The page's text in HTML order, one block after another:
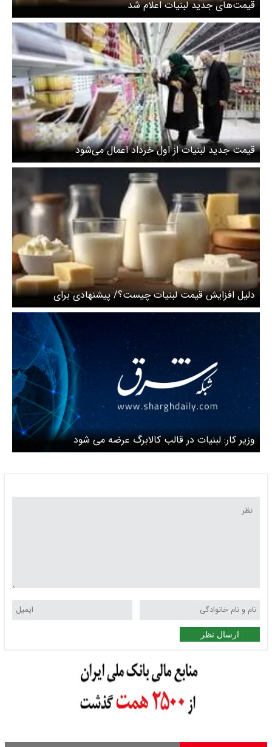
قیمت‌های جدید لبنیات اعلام شد
قیمت جدید لبنیات از اول خرداد اعمال می‌شود
دلیل افزایش قیمت لبنیات چیست؟/ پیشنهادی برای
محصولات لبنی در کالابرگ
وزیر کار: لبنیات در قالب کالابرگ عرضه می شود
ارسال نظر